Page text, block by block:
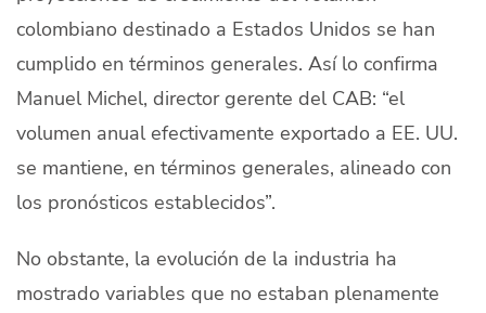
colombiano destinado a Estados Unidos se han
cumplido en términos generales. Así lo confirma
Manuel Michel, director gerente del CAB: “el
volumen anual efectivamente exportado a EE. UU.
se mantiene, en términos generales, alineado con
los pronósticos establecidos”.
No obstante, la evolución de la industria ha
mostrado variables que no estaban plenamente